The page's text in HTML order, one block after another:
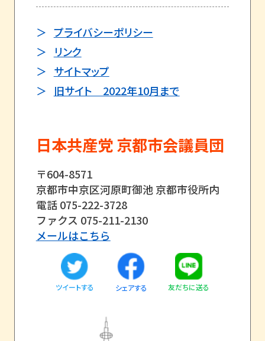
日本共産党 京都市会議員団
〒604-8571
京都市中京区河原町御池 京都市役所内
電話 075-222-3728
ファクス 075-211-2130
メールはこちら
ツイートする シェアする 友だちに送る
プライバシーポリシー
リンク
サイトマップ
旧サイト 2022年10月まで